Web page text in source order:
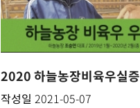
2020 하늘농장비육우실증
작성일 2021-05-07